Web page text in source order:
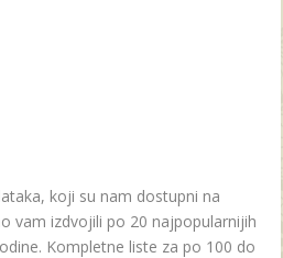
koji su nam dostupni na
vam izdvojili po 20 najpopularnijih
Kompletne liste za po 100 do